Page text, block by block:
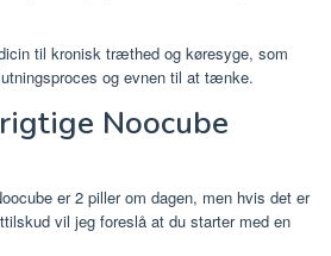
til kronisk træthed og køresyge, som
og evnen til at tænke.
Noocube
er 2 piller om dagen, men hvis det er
vil jeg foreslå at du starter med en